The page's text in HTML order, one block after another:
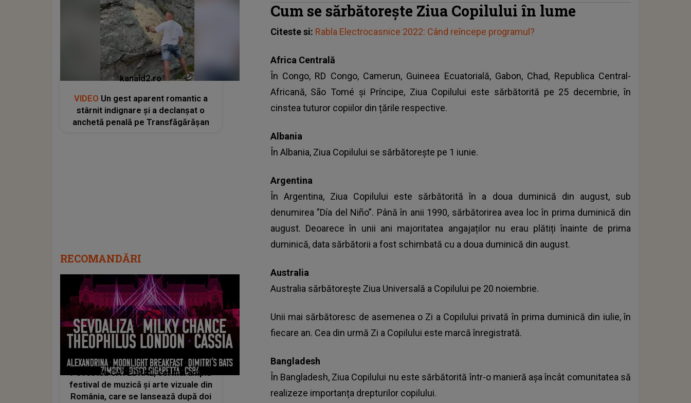
Cum se sărbătoreşte Ziua Copilului în lume
Citeste si: Rabla Electrocasnice 2022: Când reîncepe programul?
Africa Centrală
În Congo, RD Congo, Camerun, Guineea Ecuatorială, Gabon, Chad, Republica Central-
Africană, São Tomé și Príncipe, Ziua Copilului este sărbătorită pe 25 decembrie, în
cinstea tuturor copiilor din țările respective.
Albania
În Albania, Ziua Copilului se sărbătorește pe 1 iunie.
Argentina
În Argentina, Ziua Copilului este sărbătorită în a doua duminică din august, sub
denumirea ”Día del Niño”. Până în anii 1990, sărbătorirea avea loc în prima duminică din
august. Deoarece în unii ani majoritatea angajaților nu erau plătiți înainte de prima
duminică, data sărbătorii a fost schimbată cu a doua duminică din august.
Australia
Australia sărbătorește Ziua Universală a Copilului pe 20 noiembrie.
Unii mai sărbătoresc de asemenea o Zi a Copilului privată în prima duminică din iulie, în
fiecare an. Cea din urmă Zi a Copilului este marcă înregistrată.
Bangladesh
În Bangladesh, Ziua Copilului nu este sărbătorită într-o manieră așa încât comunitatea să
realizeze importanța drepturilor copilului.
kanald2.ro
VIDEO Un gest aparent romantic a
stârnit indignare și a declanșat o
anchetă penală pe Transfăgărășan
RECOMANDĂRI
Povestea CATEDRAL, cel mai amplu
festival de muzică și arte vizuale din
România, care se lansează după doi